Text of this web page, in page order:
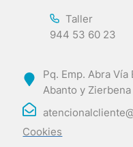
Taller
944 53 60 23
Pq. Emp. Abra Vía
Abanto y
Cookies